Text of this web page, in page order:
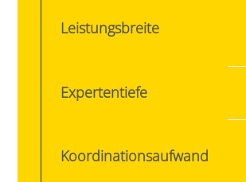
Leistungsbreite
Expertentiefe
Koordinationsaufwand